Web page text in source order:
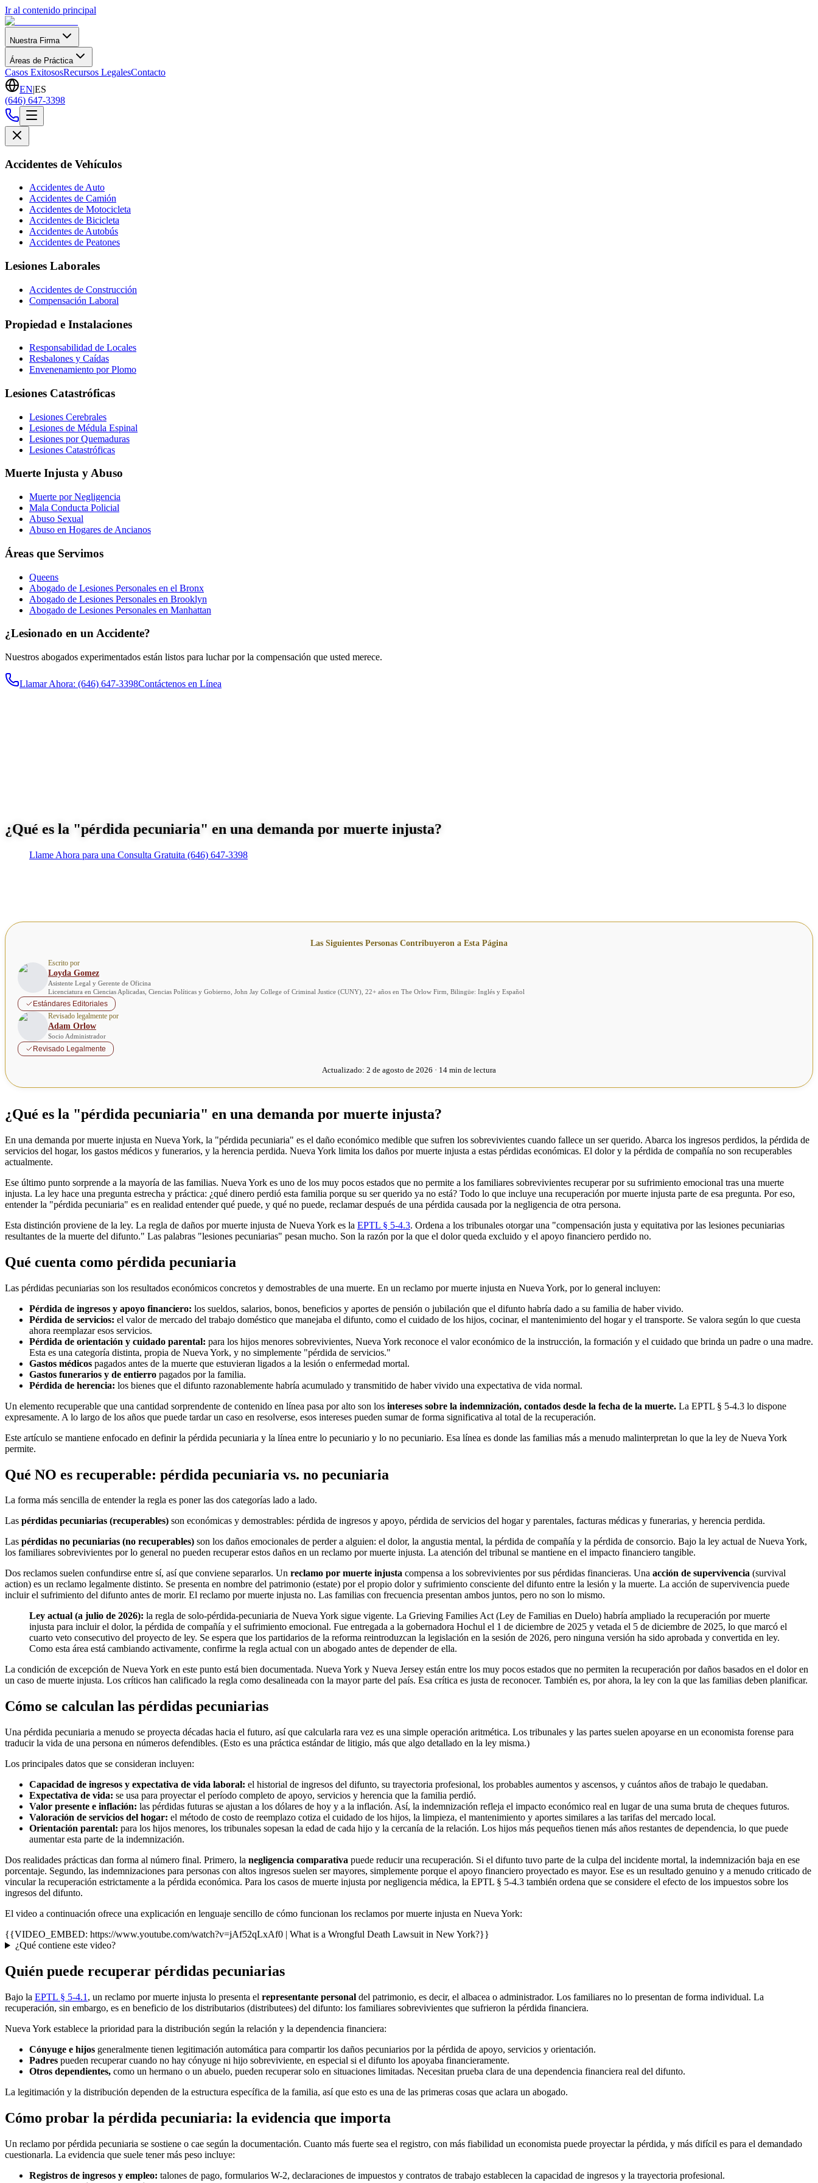
Ir al contenido principal
Nuestra Firma
Áreas de Práctica
Casos ExitososRecursos LegalesContacto
EN|ES
(646) 647-3398
Accidentes de Vehículos
Accidentes de Auto
Accidentes de Camión
Accidentes de Motocicleta
Accidentes de Bicicleta
Accidentes de Autobús
Accidentes de Peatones
Lesiones Laborales
Accidentes de Construcción
Compensación Laboral
Propiedad e Instalaciones
Responsabilidad de Locales
Resbalones y Caídas
Envenenamiento por Plomo
Lesiones Catastróficas
Lesiones Cerebrales
Lesiones de Médula Espinal
Lesiones por Quemaduras
Lesiones Catastróficas
Muerte Injusta y Abuso
Muerte por Negligencia
Mala Conducta Policial
Abuso Sexual
Abuso en Hogares de Ancianos
Áreas que Servimos
Queens
Abogado de Lesiones Personales en el Bronx
Abogado de Lesiones Personales en Brooklyn
Abogado de Lesiones Personales en Manhattan
¿Lesionado en un Accidente?
Nuestros abogados experimentados están listos para luchar por la compensación que usted merece.
Llamar Ahora: (646) 647-3398Contáctenos en Línea
¿Qué es la "pérdida pecuniaria" en una demanda por muerte injusta?
Llame Ahora para una Consulta Gratuita (646) 647-3398
Las Siguientes Personas Contribuyeron a Esta Página
Escrito por
Loyda Gomez
Asistente Legal y Gerente de Oficina
Licenciatura en Ciencias Aplicadas, Ciencias Políticas y Gobierno, John Jay College of Criminal Justice (CUNY), 22+ años en The Orlow Firm, Bilingüe: Inglés y Español
Estándares Editoriales
Revisado legalmente por
Adam Orlow
Socio Administrador
Revisado Legalmente
Actualizado: 2 de agosto de 2026 · 14 min de lectura
¿Qué es la "pérdida pecuniaria" en una demanda por muerte injusta?
En una demanda por muerte injusta en Nueva York, la "pérdida pecuniaria" es el daño económico medible que sufren los sobrevivientes cuando fallece un ser querido. Abarca los ingresos perdidos, la pérdida de
servicios del hogar, los gastos médicos y funerarios, y la herencia perdida. Nueva York limita los daños por muerte injusta a estas pérdidas económicas. El dolor y la pérdida de compañía no son recuperables
actualmente.
Ese último punto sorprende a la mayoría de las familias. Nueva York es uno de los muy pocos estados que no permite a los familiares sobrevivientes recuperar por su sufrimiento emocional tras una muerte
injusta. La ley hace una pregunta estrecha y práctica: ¿qué dinero perdió esta familia porque su ser querido ya no está? Todo lo que incluye una recuperación por muerte injusta parte de esa pregunta. Por eso,
entender la "pérdida pecuniaria" es en realidad entender qué puede, y qué no puede, reclamar después de una pérdida causada por la negligencia de otra persona.
Esta distinción proviene de la ley. La regla de daños por muerte injusta de Nueva York es la EPTL § 5-4.3. Ordena a los tribunales otorgar una "compensación justa y equitativa por las lesiones pecuniarias
resultantes de la muerte del difunto." Las palabras "lesiones pecuniarias" pesan mucho. Son la razón por la que el dolor queda excluido y el apoyo financiero perdido no.
Qué cuenta como pérdida pecuniaria
Las pérdidas pecuniarias son los resultados económicos concretos y demostrables de una muerte. En un reclamo por muerte injusta en Nueva York, por lo general incluyen:
Pérdida de ingresos y apoyo financiero: los sueldos, salarios, bonos, beneficios y aportes de pensión o jubilación que el difunto habría dado a su familia de haber vivido.
Pérdida de servicios: el valor de mercado del trabajo doméstico que manejaba el difunto, como el cuidado de los hijos, cocinar, el mantenimiento del hogar y el transporte. Se valora según lo que cuesta
ahora reemplazar esos servicios.
Pérdida de orientación y cuidado parental: para los hijos menores sobrevivientes, Nueva York reconoce el valor económico de la instrucción, la formación y el cuidado que brinda un padre o una madre.
Esta es una categoría distinta, propia de Nueva York, y no simplemente "pérdida de servicios."
Gastos médicos pagados antes de la muerte que estuvieran ligados a la lesión o enfermedad mortal.
Gastos funerarios y de entierro pagados por la familia.
Pérdida de herencia: los bienes que el difunto razonablemente habría acumulado y transmitido de haber vivido una expectativa de vida normal.
Un elemento recuperable que una cantidad sorprendente de contenido en línea pasa por alto son los intereses sobre la indemnización, contados desde la fecha de la muerte. La EPTL § 5-4.3 lo dispone
expresamente. A lo largo de los años que puede tardar un caso en resolverse, esos intereses pueden sumar de forma significativa al total de la recuperación.
Este artículo se mantiene enfocado en definir la pérdida pecuniaria y la línea entre lo pecuniario y lo no pecuniario. Esa línea es donde las familias más a menudo malinterpretan lo que la ley de Nueva York
permite.
Qué NO es recuperable: pérdida pecuniaria vs. no pecuniaria
La forma más sencilla de entender la regla es poner las dos categorías lado a lado.
Las pérdidas pecuniarias (recuperables) son económicas y demostrables: pérdida de ingresos y apoyo, pérdida de servicios del hogar y parentales, facturas médicas y funerarias, y herencia perdida.
Las pérdidas no pecuniarias (no recuperables) son los daños emocionales de perder a alguien: el dolor, la angustia mental, la pérdida de compañía y la pérdida de consorcio. Bajo la ley actual de Nueva York,
los familiares sobrevivientes por lo general no pueden recuperar estos daños en un reclamo por muerte injusta. La atención del tribunal se mantiene en el impacto financiero tangible.
Dos reclamos suelen confundirse entre sí, así que conviene separarlos. Un reclamo por muerte injusta compensa a los sobrevivientes por sus pérdidas financieras. Una acción de supervivencia (survival
action) es un reclamo legalmente distinto. Se presenta en nombre del patrimonio (estate) por el propio dolor y sufrimiento consciente del difunto entre la lesión y la muerte. La acción de supervivencia puede
incluir el sufrimiento del difunto antes de morir. El reclamo por muerte injusta no. Las familias con frecuencia presentan ambos juntos, pero no son lo mismo.
Ley actual (a julio de 2026): la regla de solo-pérdida-pecuniaria de Nueva York sigue vigente. La Grieving Families Act (Ley de Familias en Duelo) habría ampliado la recuperación por muerte
injusta para incluir el dolor, la pérdida de compañía y el sufrimiento emocional. Fue entregada a la gobernadora Hochul el 1 de diciembre de 2025 y vetada el 5 de diciembre de 2025, lo que marcó el
cuarto veto consecutivo del proyecto de ley. Se espera que los partidarios de la reforma reintroduzcan la legislación en la sesión de 2026, pero ninguna versión ha sido aprobada y convertida en ley.
Como esta área está cambiando activamente, confirme la regla actual con un abogado antes de depender de ella.
La condición de excepción de Nueva York en este punto está bien documentada. Nueva York y Nueva Jersey están entre los muy pocos estados que no permiten la recuperación por daños basados en el dolor en
un caso de muerte injusta. Los críticos han calificado la regla como desalineada con la mayor parte del país. Esa crítica es justa de reconocer. También es, por ahora, la ley con la que las familias deben planificar.
Cómo se calculan las pérdidas pecuniarias
Una pérdida pecuniaria a menudo se proyecta décadas hacia el futuro, así que calcularla rara vez es una simple operación aritmética. Los tribunales y las partes suelen apoyarse en un economista forense para
traducir la vida de una persona en números defendibles. (Esto es una práctica estándar de litigio, más que algo detallado en la ley misma.)
Los principales datos que se consideran incluyen:
Capacidad de ingresos y expectativa de vida laboral: el historial de ingresos del difunto, su trayectoria profesional, los probables aumentos y ascensos, y cuántos años de trabajo le quedaban.
Expectativa de vida: se usa para proyectar el período completo de apoyo, servicios y herencia que la familia perdió.
Valor presente e inflación: las pérdidas futuras se ajustan a los dólares de hoy y a la inflación. Así, la indemnización refleja el impacto económico real en lugar de una suma bruta de cheques futuros.
Valoración de servicios del hogar: el método de costo de reemplazo cotiza el cuidado de los hijos, la limpieza, el mantenimiento y aportes similares a las tarifas del mercado local.
Orientación parental: para los hijos menores, los tribunales sopesan la edad de cada hijo y la cercanía de la relación. Los hijos más pequeños tienen más años restantes de dependencia, lo que puede
aumentar esta parte de la indemnización.
Dos realidades prácticas dan forma al número final. Primero, la negligencia comparativa puede reducir una recuperación. Si el difunto tuvo parte de la culpa del incidente mortal, la indemnización baja en ese
porcentaje. Segundo, las indemnizaciones para personas con altos ingresos suelen ser mayores, simplemente porque el apoyo financiero proyectado es mayor. Ese es un resultado genuino y a menudo criticado de
vincular la recuperación estrictamente a la pérdida económica. Para los casos de muerte injusta por negligencia médica, la EPTL § 5-4.3 también ordena que se considere el efecto de los impuestos sobre los
ingresos del difunto.
El video a continuación ofrece una explicación en lenguaje sencillo de cómo funcionan los reclamos por muerte injusta en Nueva York:
{{VIDEO_EMBED: https://www.youtube.com/watch?v=jAf52qLxAf0 | What is a Wrongful Death Lawsuit in New York?}}
¿Qué contiene este video?
Quién puede recuperar pérdidas pecuniarias
Bajo la EPTL § 5-4.1 , un reclamo por muerte injusta lo presenta el representante personal del patrimonio, es decir, el albacea o administrador. Los familiares no lo presentan de forma individual. La
recuperación, sin embargo, es en beneficio de los distributarios (distributees) del difunto: los familiares sobrevivientes que sufrieron la pérdida financiera.
Nueva York establece la prioridad para la distribución según la relación y la dependencia financiera:
Cónyuge e hijos generalmente tienen legitimación automática para compartir los daños pecuniarios por la pérdida de apoyo, servicios y orientación.
Padres pueden recuperar cuando no hay cónyuge ni hijo sobreviviente, en especial si el difunto los apoyaba financieramente.
Otros dependientes, como un hermano o un abuelo, pueden recuperar solo en situaciones limitadas. Necesitan prueba clara de una dependencia financiera real del difunto.
La legitimación y la distribución dependen de la estructura específica de la familia, así que esto es una de las primeras cosas que aclara un abogado.
Cómo probar la pérdida pecuniaria: la evidencia que importa
Un reclamo por pérdida pecuniaria se sostiene o cae según la documentación. Cuanto más fuerte sea el registro, con más fiabilidad un economista puede proyectar la pérdida, y más difícil es para el demandado
cuestionarla. La evidencia que suele tener más peso incluye:
Registros de ingresos y empleo: talones de pago, formularios W-2, declaraciones de impuestos y contratos de trabajo establecen la capacidad de ingresos y la trayectoria profesional.